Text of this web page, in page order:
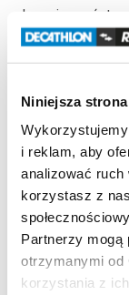
Niniejsza
i reklam, aby
analizować
korzystasz z
Partnerzy mogą
otrzymanymi od
korzystania z ich
bezpieczeństwo
rowerów.
Model
SL3 (S30002)
Marka
SPINDER
Rowery
3+1